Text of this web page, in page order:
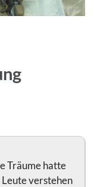
Träume hatte
verstehen